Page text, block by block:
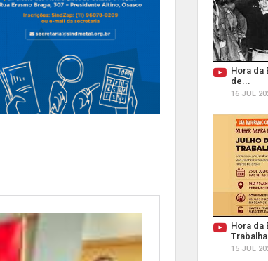
Hora da
de...
16 JUL
Hora da
15 JUL